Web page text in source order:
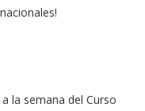
la semana del Curso